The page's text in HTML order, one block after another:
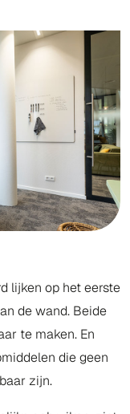
lijken op het eerste
de wand. Beide
te maken. En
die geen
zijn.